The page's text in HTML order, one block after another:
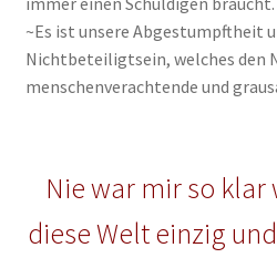
~Es ist unsere Abgestumpftheit
Nichtbeteiligtsein, welches den
menschenverachtende und
Nie war mir so klar
diese Welt einzig